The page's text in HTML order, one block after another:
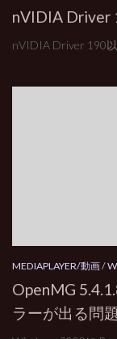
nVIDIA Driver
nVIDIA Driver 190以
MEDIAPLAYER/動画/
OpenMG
ラーが出る問題